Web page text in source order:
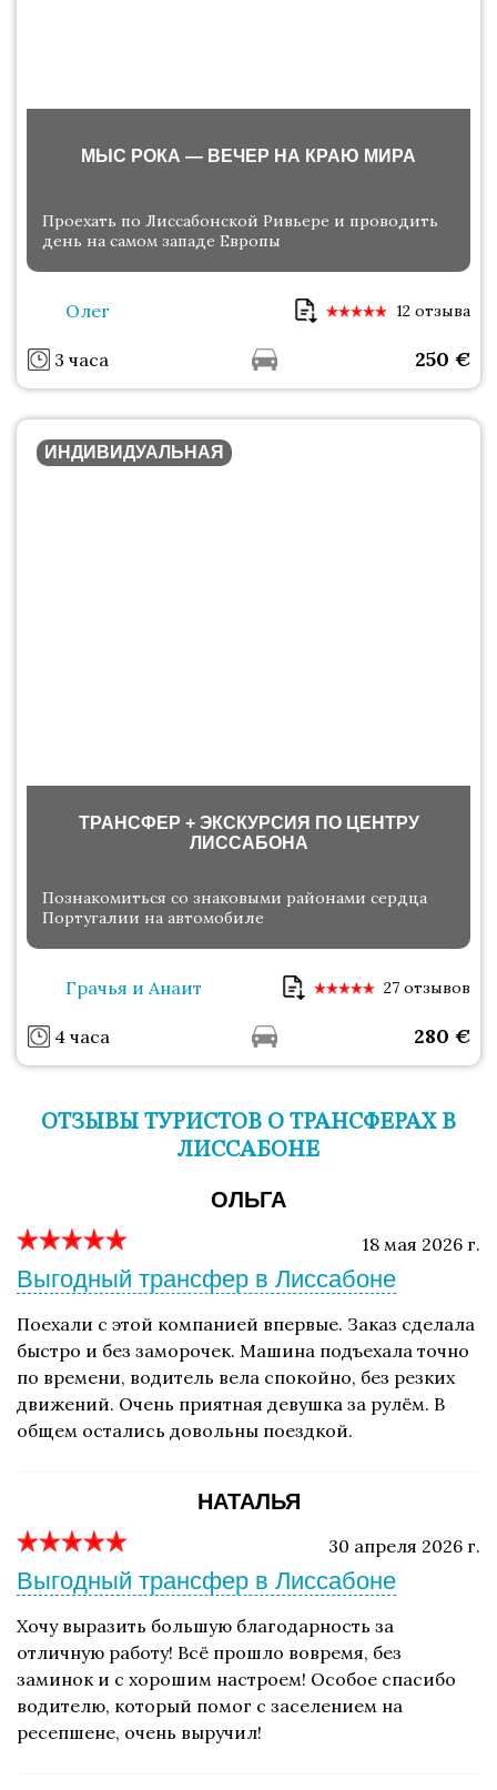
МЫС РОКА — ВЕЧЕР НА КРАЮ МИРА
Проехать по Лиссабонской Ривьере и проводить
день на самом западе Европы
Олег 12 отзыва
3 часа 250 €
ИНДИВИДУАЛЬНАЯ
ТРАНСФЕР + ЭКСКУРСИЯ ПО ЦЕНТРУ
ЛИССАБОНА
Познакомиться со знаковыми районами сердца
Португалии на автомобиле
Грачья и Анаит 27 отзывов
4 часа 280 €
ОТЗЫВЫ ТУРИСТОВ О ТРАНСФЕРАХ В
ЛИССАБОНЕ
ОЛЬГА
18 мая 2026 г.
Выгодный трансфер в Лиссабоне
Поехали с этой компанией впервые. Заказ сделала
быстро и без заморочек. Машина подъехала точно
по времени, водитель вела спокойно, без резких
движений. Очень приятная девушка за рулём. В
общем остались довольны поездкой.
НАТАЛЬЯ
30 апреля 2026 г.
Выгодный трансфер в Лиссабоне
Хочу выразить большую благодарность за
отличную работу! Всё прошло вовремя, без
заминок и с хорошим настроем! Особое спасибо
водителю, который помог с заселением на
ресепшене, очень выручил!